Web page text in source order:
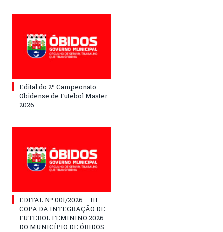
Edital do 2º Campeonato
Obidense de Futebol Master
2026
EDITAL Nº 001/2026 – III
COPA DA INTEGRAÇÃO DE
FUTEBOL FEMININO 2026
DO MUNICÍPIO DE ÓBIDOS